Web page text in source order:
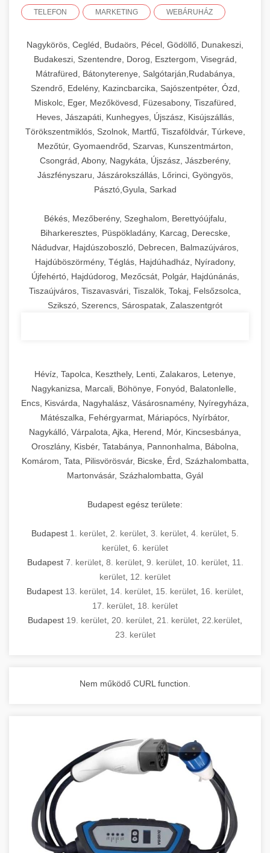
TELEFON MARKETING WEBÁRUHÁZ
Nagykörös, Cegléd, Budaörs, Pécel, Gödöllő, Dunakeszi,
Budakeszi, Szentendre, Dorog, Esztergom, Visegrád,
Mátrafüred, Bátonyterenye, Salgótarján,Rudabánya,
Szendrő, Edelény, Kazincbarcika, Sajószentpéter, Ózd,
Miskolc, Eger, Mezőkövesd, Füzesabony, Tiszafüred,
Heves, Jászapáti, Kunhegyes, Újszász, Kisújszállás,
Törökszentmiklós, Szolnok, Martfű, Tiszaföldvár, Túrkeve,
Mezőtúr, Gyomaendrőd, Szarvas, Kunszentmárton,
Csongrád, Abony, Nagykáta, Újszász, Jászberény,
Jászfényszaru, Jászárokszállás, Lőrinci, Gyöngyös,
Pásztó,Gyula, Sarkad
Békés, Mezőberény, Szeghalom, Berettyóújfalu,
Biharkeresztes, Püspökladány, Karcag, Derecske,
Nádudvar, Hajdúszoboszló, Debrecen, Balmazújváros,
Hajdúböszörmény, Téglás, Hajdúhadház, Nyíradony,
Újfehértó, Hajdúdorog, Mezőcsát, Polgár, Hajdúnánás,
Tiszaújváros, Tiszavasvári, Tiszalök, Tokaj, Felsőzsolca,
Szikszó, Szerencs, Sárospatak, Zalaszentgrót
Hévíz, Tapolca, Keszthely, Lenti, Zalakaros, Letenye,
Nagykanizsa, Marcali, Böhönye, Fonyód, Balatonlelle,
Encs, Kisvárda, Nagyhalász, Vásárosnamény, Nyíregyháza,
Mátészalka, Fehérgyarmat, Máriapócs, Nyírbátor,
Nagykálló, Várpalota, Ajka, Herend, Mór, Kincsesbánya,
Oroszlány, Kisbér, Tatabánya, Pannonhalma, Bábolna,
Komárom, Tata, Pilisvörösvár, Bicske, Érd, Százhalombatta,
Martonvásár, Százhalombatta, Gyál
Budapest egész területe:
Budapest 1. kerület 2. kerület 3. kerület 4. kerület 5.
kerület 6. kerület
Budapest 7. kerület, 8. kerület, 9. kerület, 10. kerület, 11.
kerület 12. kerület
Budapest 13. kerület 14. kerület 15. kerület 16. kerület
17. kerület 18. kerület
Budapest 19. kerület 20. kerület 21. kerület 22.kerület
23. kerület
Nem működő CURL function.